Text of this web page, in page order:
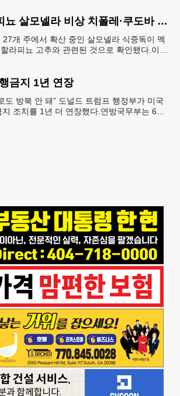
할라피뇨 살모넬라 비상 치폴레·쿠도바 긴급 회수
27개 주에서 확산 중인 살모넬라 식중독이 멕
라피뇨 고추와 관련된 것으로 확인됐다.이에
금지 1년 연장
도 방북 안 돼” 도널드 트럼프 행정부가 미국
조치를 1년 더 연장했다.연방국무부는 6일